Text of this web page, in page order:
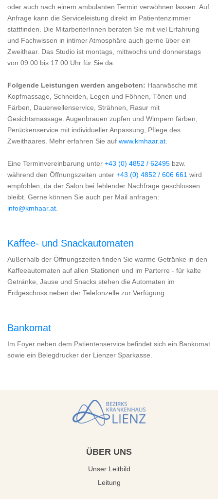
oder auch nach einem ambulanten Termin verwöhnen lassen. Auf
Anfrage kann die Serviceleistung direkt im Patientenzimmer
stattfinden. Die MitarbeiterInnen beraten Sie mit viel Erfahrung
und Fachwissen in intimer Atmosphäre auch gerne über ein
Zweithaar. Das Studio ist montags, mittwochs und donnerstags
von 09:00 bis 17:00 Uhr für Sie da.
Folgende Leistungen werden angeboten: Haarwäsche mit
Kopfmassage, Schneiden, Legen und Föhnen, Tönen und
Färben, Dauerwellenservice, Strähnen, Rasur mit
Gesichtsmassage. Augenbrauen zupfen und Wimpern färben,
Perückenservice mit individueller Anpassung, Pflege des
Zweithaares. Mehr erfahren Sie auf www.kmhaar.at
Eine Terminvereinbarung unter +43 (0) 4852 / 62495 bzw.
während den Öffnungszeiten unter +43 (0) 4852 / 606 661 wird
empfohlen, da der Salon bei fehlender Nachfrage geschlossen
bleibt. Gerne können Sie auch per Mail anfragen:
info@kmhaar.at
Kaffee- und Snackautomaten
Außerhalb der Öffnungszeiten finden Sie warme Getränke in den
Kaffeeautomaten auf allen Stationen und im Parterre - für kalte
Getränke, Jause und Snacks stehen die Automaten im
Erdgeschoss neben der Telefonzelle zur Verfügung.
Bankomat
Im Foyer neben dem Patientenservice befindet sich ein Bankomat
sowie ein Belegdrucker der Lienzer Sparkasse.
ÜBER UNS
Unser Leitbild
Leitung